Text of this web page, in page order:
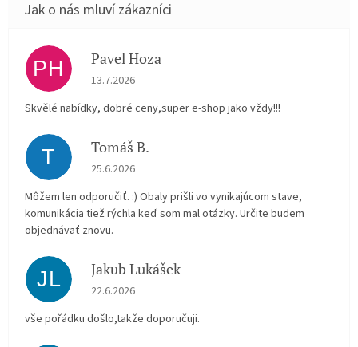
PH Pavel Hoza
Hodnocení obchodu je 5 z 5 hvězdiček.
13.7.2026
Skvělé nabídky, dobré ceny,super e-shop jako vždy!!!
T Tomáš B.
Hodnocení obchodu je 5 z 5 hvězdiček.
25.6.2026
Môžem len odporučiť. :) Obaly prišli vo vynikajúcom stave,
komunikácia tiež rýchla keď som mal otázky. Určite budem
objednávať znovu.
JL Jakub Lukášek
Hodnocení obchodu je 5 z 5 hvězdiček.
22.6.2026
vše pořádku došlo,takže doporučuji.